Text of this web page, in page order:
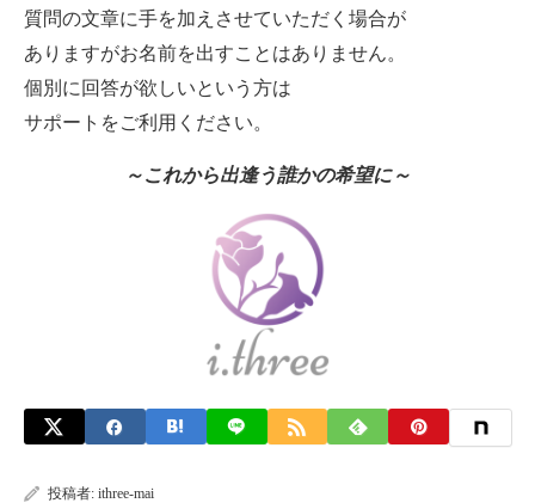
質問の文章に手を加えさせていただく場合が
ありますがお名前を出すことはありません。
個別に回答が欲しいという方は
サポートをご利用ください。
～これから出逢う誰かの希望に～
投稿者: ithree-mai